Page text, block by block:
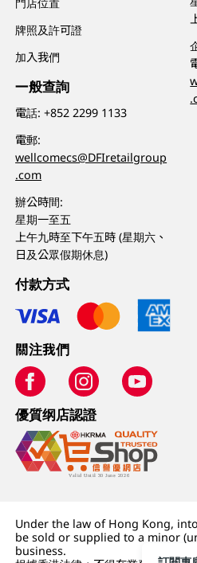
門店位置
牌照及許可證
加入我們
一般查詢
電話:+852 2299 1133
電郵:
wellcomecs@DFIretailgroup
.com
辦公時間:
星期一至五
上午九時至下午五時 (星期六、
日及公眾假期休息)
付款方式
關注我們
優質纲店認證
Under the law of Hong Kong,
be sold or supplied to a minor
business.